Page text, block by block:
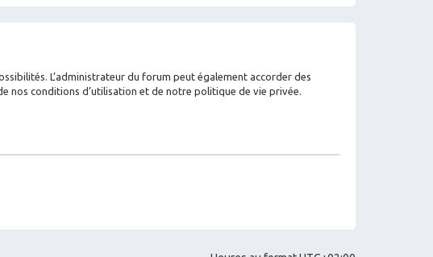
L’administrateur du forum peut également accorder des
nos conditions d’utilisation et de notre politique de vie privée.